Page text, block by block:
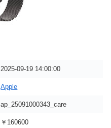
2025-09-19 14:00:00
Apple
ap_25091000343_care
￥160600